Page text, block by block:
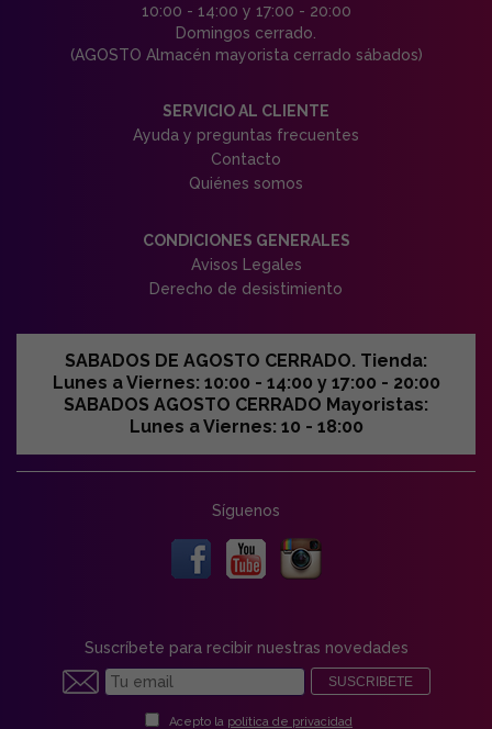
10:00 - 14:00 y 17:00 - 20:00
Domingos cerrado.
(AGOSTO Almacén mayorista cerrado sábados)
SERVICIO AL CLIENTE
Ayuda y preguntas frecuentes
Contacto
Quiénes somos
CONDICIONES GENERALES
Avisos Legales
Derecho de desistimiento
SABADOS DE AGOSTO CERRADO. Tienda:
Lunes a Viernes: 10:00 - 14:00 y 17:00 - 20:00
SABADOS AGOSTO CERRADO Mayoristas:
Lunes a Viernes: 10 - 18:00
Síguenos
Suscríbete para recibir nuestras novedades
SUSCRIBETE
Acepto la política de privacidad